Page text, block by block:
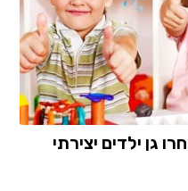
גן ילדים יצירתי